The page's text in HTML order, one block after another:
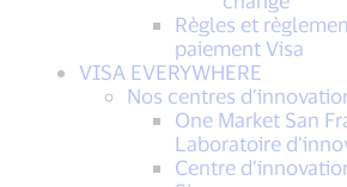
Règles et
paiement Visa
VISA EVERYWHERE
Nos centres
One Market San
Laboratoire
Centre